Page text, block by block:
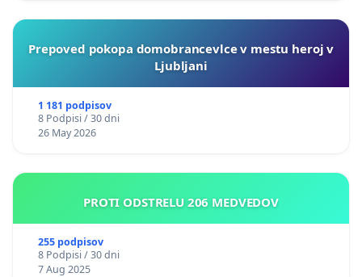
Prepoved pokopa domobrancevlce v mestu heroj v
Ljubljani
1 181 podpisov
8 Podpisi / 30 dni
26 May 2026
PROTI ODSTRELU 206 MEDVEDOV
255 podpisov
8 Podpisi / 30 dni
7 Aug 2025